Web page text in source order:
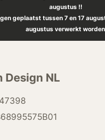
augustus !!
geplaatst tussen 7 en 17
augustus verwerkt
Design NL